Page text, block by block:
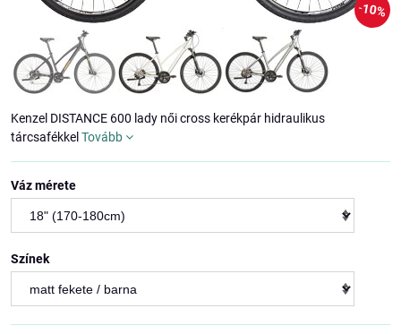
10%
Kenzel DISTANCE 600 lady női cross kerékpár hidraulikus
tárcsafékkel Tovább
Váz mérete
Színek